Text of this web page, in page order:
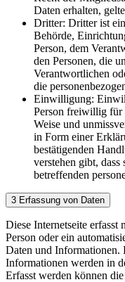
Daten erhalten,
Dritter: Dritter ist
Behörde,
Person, dem
den Personen, die
Verantwortlichen
die
Einwilligung:
Person freiwillig für
Weise und
in Form einer
bestätigenden
verstehen gibt,
betreffenden
3 Erfassung von Daten
Diese Internetseite
Person oder ein
Daten und Informationen.
Informationen werden in
Erfasst werden können die